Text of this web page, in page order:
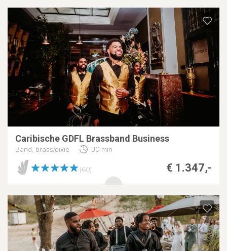
Caribische GDFL Brassband Business
Band, brass/dixie 30 min
€ 1.347,-
(60)